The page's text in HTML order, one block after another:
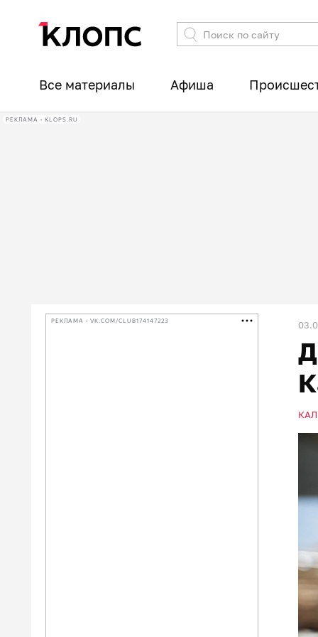
Все материалы Афиша
РЕКЛАМА • KLOPS.RU
РЕКЛАМА • VK.COM/CLUB174147223